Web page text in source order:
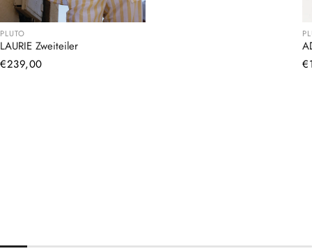
PLUTO
LAURIE Zweiteiler
Normaler
€239,00